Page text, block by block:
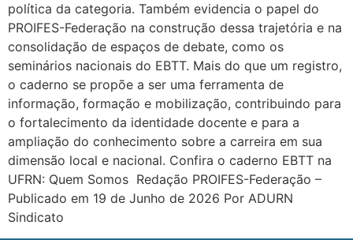
política da categoria. Também evidencia o papel do
PROIFES-Federação na construção dessa trajetória e na
consolidação de espaços de debate, como os
seminários nacionais do EBTT. Mais do que um registro,
o caderno se propõe a ser uma ferramenta de
informação, formação e mobilização, contribuindo para
o fortalecimento da identidade docente e para a
ampliação do conhecimento sobre a carreira em sua
dimensão local e nacional. Confira o caderno EBTT na
UFRN: Quem Somos Redação PROIFES-Federação –
Publicado em 19 de Junho de 2026 Por ADURN
Sindicato